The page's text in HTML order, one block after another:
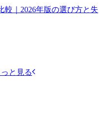
較｜2026年版の選び方と失
と見る